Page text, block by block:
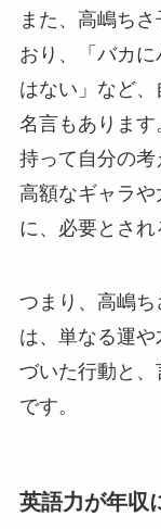
また、高嶋ち
おり、「バカ
はない」など
名言もありま
持って自分の考
高額なギャラ
に、必要とされ
つまり、高嶋
は、単なる運
づいた行動と
です。
英語力が年収